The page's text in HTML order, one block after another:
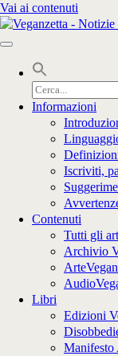
Vai ai contenuti
Cerca
per:
Informazioni
Iscriviti,
Contenuti
Tutti gli
Archivio
Libri
Edizioni
Manifesto